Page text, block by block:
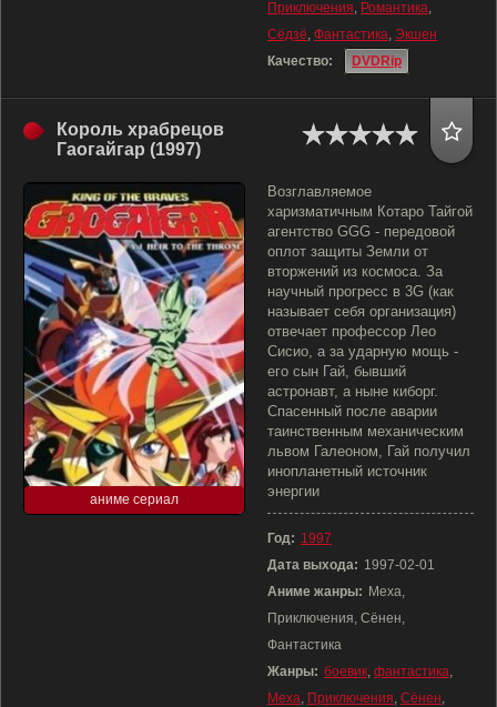
Приключения, Романтика,
Сёдзё, Фантастика, Экшен
Качество:
DVDRip
Король храбрецов
Гаогайгар (1997)
аниме сериал
Возглавляемое
харизматичным Котаро Тайгой
агентство GGG - передовой
оплот защиты Земли от
вторжений из космоса. За
научный прогресс в 3G (как
называет себя организация)
отвечает профессор Лео
Сисио, а за ударную мощь -
его сын Гай, бывший
астронавт, а ныне киборг.
Спасенный после аварии
таинственным механическим
львом Галеоном, Гай получил
инопланетный источник
энергии
Год: 1997
Дата выхода: 1997-02-01
Аниме жанры: Меха,
Приключения, Сёнен,
Фантастика
Жанры: боевик, фантастика,
Меха, Приключения, Сёнен,